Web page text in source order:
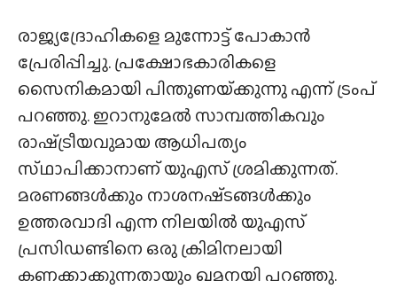
രാജ്യദ്രോഹികളെ മുന്നോട്ട് പോകാൻ
പ്രേരിപ്പിച്ചു. പ്രക്ഷോഭകാരികളെ
സൈനികമായി പിന്തുണയ്‌ക്കുന്നു എന്ന് ട്രംപ്
പറഞ്ഞു. ഇറാനുമേൽ സാമ്പത്തികവും
രാഷ്‌ട്രീയവുമായ ആധിപത്യം
സ്‌ഥാപിക്കാനാണ് യുഎസ് ശ്രമിക്കുന്നത്.
മരണങ്ങൾക്കും നാശനഷ്‌ടങ്ങൾക്കും
ഉത്തരവാദി എന്ന നിലയിൽ യുഎസ്
പ്രസിഡണ്ടിനെ ഒരു ക്രിമിനലായി
കണക്കാക്കുന്നതായും ഖമനയി പറഞ്ഞു.